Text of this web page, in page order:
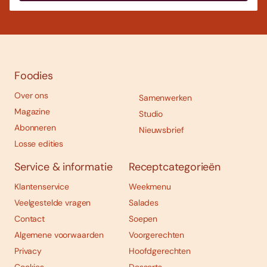
Foodies
Over ons
Magazine
Abonneren
Losse edities
Samenwerken
Studio
Nieuwsbrief
Service & informatie
Klantenservice
Veelgestelde vragen
Contact
Algemene voorwaarden
Privacy
Receptcategorieën
Weekmenu
Salades
Soepen
Voorgerechten
Hoofdgerechten